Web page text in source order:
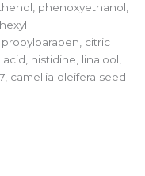
phenoxyethanol,
citric
histidine, linalool,
camellia oleifera seed